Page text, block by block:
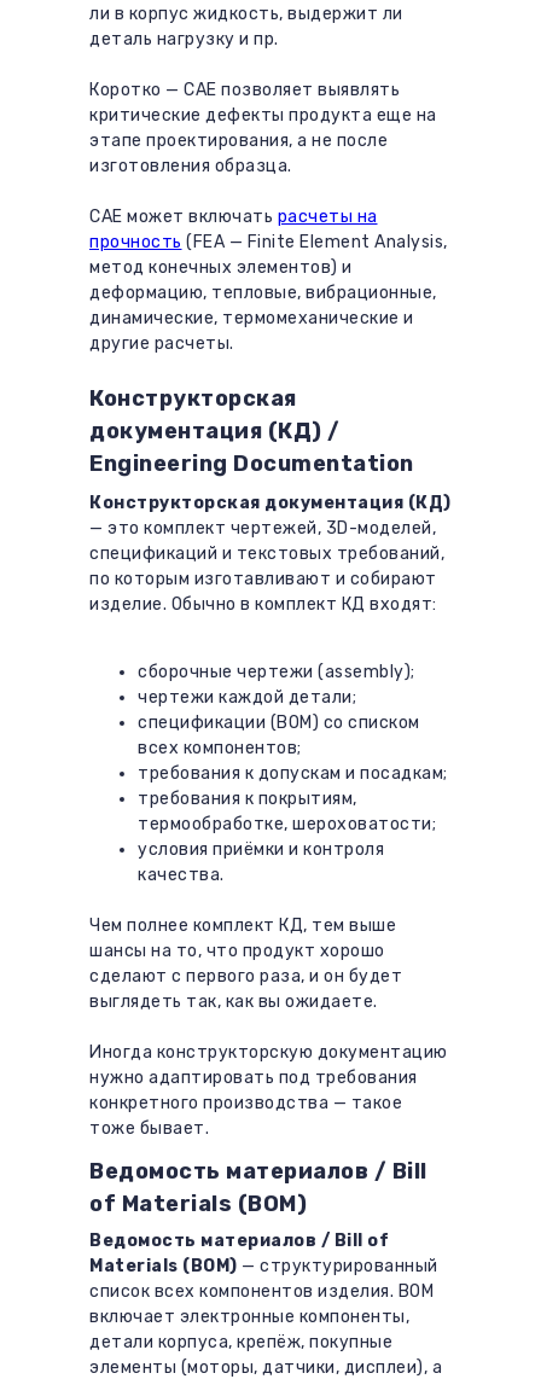
ли в корпус жидкость, выдержит ли
деталь нагрузку и пр.
Коротко — CAE позволяет выявлять
критические дефекты продукта еще на
этапе проектирования, а не после
изготовления образца.
CAE может включать расчеты на
прочность (FEA — Finite Element Analysis,
метод конечных элементов) и
деформацию, тепловые, вибрационные,
динамические, термомеханические и
другие расчеты.
Конструкторская
документация (КД) /
Engineering Documentation
Конструкторская документация (КД)
— это комплект чертежей, 3D-моделей,
спецификаций и текстовых требований,
по которым изготавливают и собирают
изделие. Обычно в комплект КД входят:
сборочные чертежи (assembly);
чертежи каждой детали;
спецификации (BOM) со списком
всех компонентов;
требования к допускам и посадкам;
требования к покрытиям,
термообработке, шероховатости;
условия приёмки и контроля
качества.
Чем полнее комплект КД, тем выше
шансы на то, что продукт хорошо
сделают с первого раза, и он будет
выглядеть так, как вы ожидаете.
Иногда конструкторскую документацию
нужно адаптировать под требования
конкретного производства — такое
тоже бывает.
Ведомость материалов / Bill
of Materials (BOM)
Ведомость материалов / Bill of
Materials (BOM) — структурированный
список всех компонентов изделия. BOM
включает электронные компоненты,
детали корпуса, крепёж, покупные
элементы (моторы, датчики, дисплеи), а